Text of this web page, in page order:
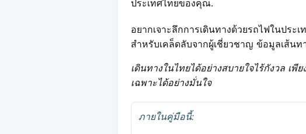
ประเทศไทยของคุณ.
อยากเจาะลึกการเดินทางด้วยรถไฟในประ
สำหรับเคล็ดลับจากผู้เชี่ยวชาญ ข้อมูลเส้นท
เดินทางในไทยได้อย่างสบายใจไร้กังวล เพี
เฉพาะได้อย่างมั่นใจ
ภายในคู่มือนี้: